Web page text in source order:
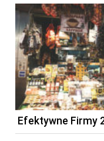
Efektywne Firmy